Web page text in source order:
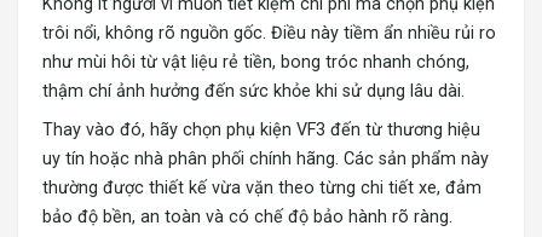
Không ít người vì muốn tiết kiệm chi phí mà chọn phụ kiện
trôi nổi, không rõ nguồn gốc. Điều này tiềm ẩn nhiều rủi ro
như mùi hôi từ vật liệu rẻ tiền, bong tróc nhanh chóng,
thậm chí ảnh hưởng đến sức khỏe khi sử dụng lâu dài.
Thay vào đó, hãy chọn phụ kiện VF3 đến từ thương hiệu
uy tín hoặc nhà phân phối chính hãng. Các sản phẩm này
thường được thiết kế vừa vặn theo từng chi tiết xe, đảm
bảo độ bền, an toàn và có chế độ bảo hành rõ ràng.